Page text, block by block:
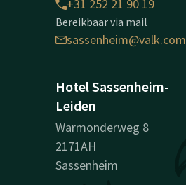
+31 252 21 90 19
Bereikbaar via mail
sassenheim@valk.com
Hotel Sassenheim-
Leiden
Warmonderweg 8
2171AH
Sassenheim